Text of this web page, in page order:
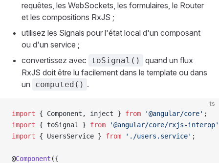
requêtes, les WebSockets, les formulaires, le Router
et les compositions RxJS ;
utilisez les Signals pour l'état local d'un composant
ou d'un service ;
convertissez avec
toSignal()
quand un flux
RxJS doit être lu facilement dans le template ou dans
un
computed() .
ts
import { Component, inject } from '@angular/core' ;
import { toSignal } from '@angular/core/rxjs-interop'
import { UsersService } from './users.service' ;
@Component ({